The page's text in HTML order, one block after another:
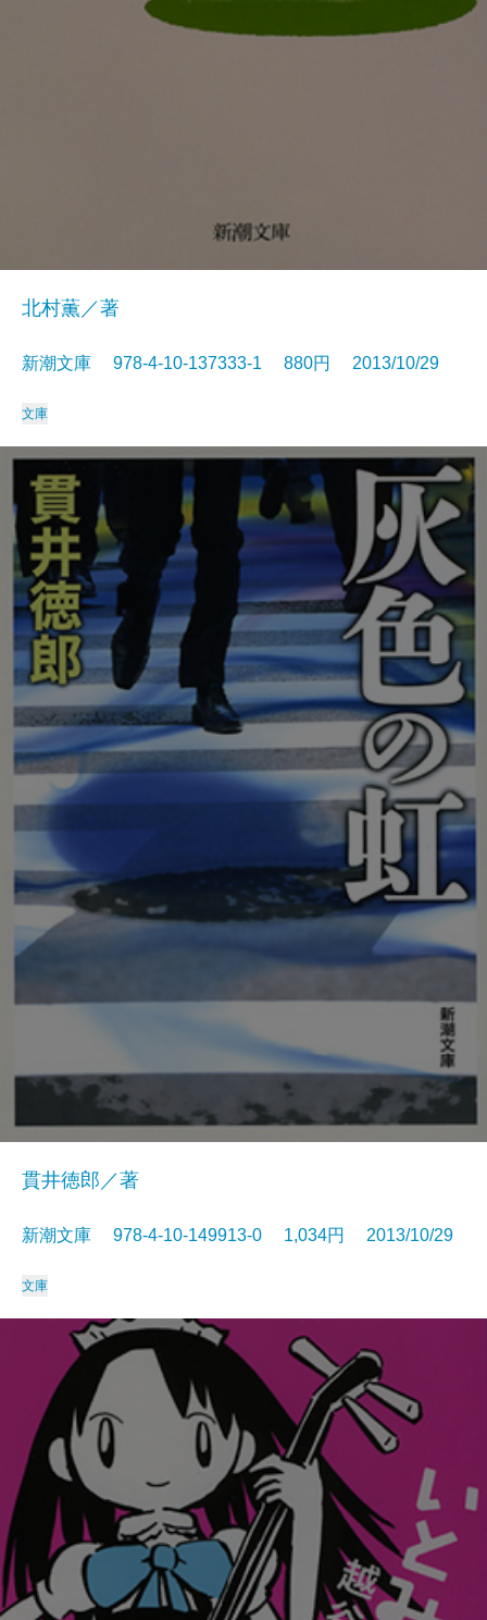
北村薫／著
新潮文庫 978-4-10-137333-1 880円 2013/10/29
文庫
貫井徳郎／著
新潮文庫 978-4-10-149913-0 1,034円 2013/10/29
文庫